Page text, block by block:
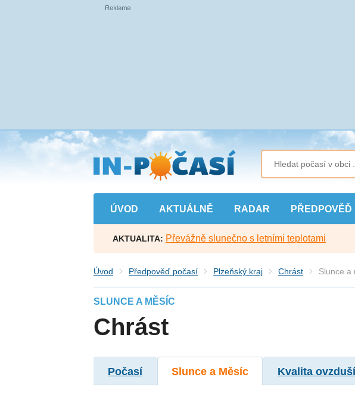
Přejít
na
hlavní
obsah
ÚVOD AKTUÁLNĚ RADAR PŘEDPOVĚĎ
AKTUALITA: Převážně slunečno s letními teplotami
Úvod Předpověď počasí Plzeňský kraj Chrást Slunce a
SLUNCE A MĚSÍC
Chrást
Počasí Slunce a Měsíc Kvalita